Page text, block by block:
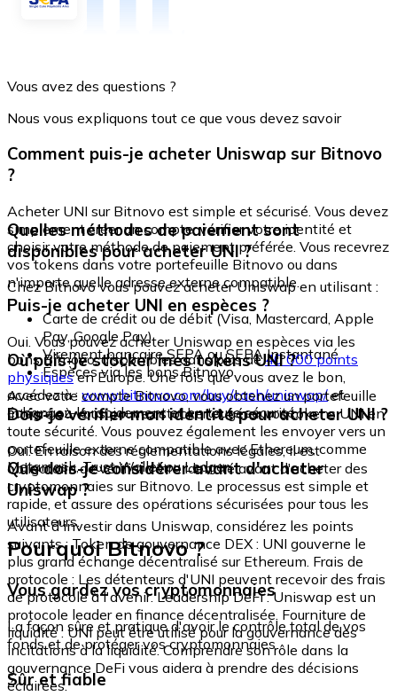
Vous avez des questions ?
Nous vous expliquons tout ce que vous devez savoir
Comment puis-je acheter Uniswap sur Bitnovo
?
Acheter UNI sur Bitnovo est simple et sécurisé. Vous devez
simplement créer un compte, vérifier votre identité et
choisir votre méthode de paiement préférée. Vous recevrez
vos tokens dans votre portefeuille Bitnovo ou dans
n'importe quelle adresse externe compatible.
Quelles méthodes de paiement sont
disponibles pour acheter UNI ?
Chez Bitnovo vous pouvez acheter Uniswap en utilisant :
Carte de crédit ou de débit (Visa, Mastercard, Apple
Pay, Google Pay)
Virement bancaire SEPA ou SEPA Instantané
Espèces via les bons Bitnovo
Puis-je acheter UNI en espèces ?
Oui. Vous pouvez acheter Uniswap en espèces via les
bons Bitnovo, disponibles dans plus de40 000 points
physiquesen Europe. Une fois que vous avez le bon,
accédez à : www.bitnovo.com/buy/cash/uniswap/et
échangez-le rapidement et en toute sécurité.
Où puis-je stocker mes tokens UNI ?
Avec votre compte Bitnovo, vous obtenez un portefeuille
intégré où vous pouvez stocker et gérer vos tokens UNI en
toute sécurité. Vous pouvez également les envoyer vers un
portefeuille externe compatible avec Ethereum, comme
Metamask, Trust Wallet ou Ledger.
Dois-je vérifier mon identité pour acheter UNI ?
Oui. En raison des réglementations légales, il est
obligatoire de vérifier votre identité avant d'acheter des
cryptomonnaies sur Bitnovo. Le processus est simple et
rapide, et assure des opérations sécurisées pour tous les
utilisateurs.
Que dois-je considérer avant d'acheter
Uniswap ?
Avant d'investir dans Uniswap, considérez les points
suivants : Token de gouvernance DEX : UNI gouverne le
plus grand échange décentralisé sur Ethereum. Frais de
protocole : Les détenteurs d'UNI peuvent recevoir des frais
de protocole à l'avenir. Leadership DeFi : Uniswap est un
protocole leader en finance décentralisée. Fourniture de
liquidité : UNI peut être utilisé pour la gouvernance des
incitations à la liquidité. Comprendre son rôle dans la
gouvernance DeFi vous aidera à prendre des décisions
éclairées.
Pourquoi Bitnovo ?
Vous gardez vos cryptomonnaies
La façon sûre et pratique d'avoir le contrôle total de vos
fonds et de protéger vos cryptomonnaies.
Sûr et fiable